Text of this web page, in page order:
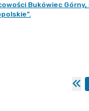
Bukówiec Górny,